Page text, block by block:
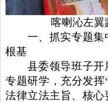
喀喇沁左翼
一、抓实专题集
根基
县委领导班子开
专题研学，充分发
法律立法主旨、核